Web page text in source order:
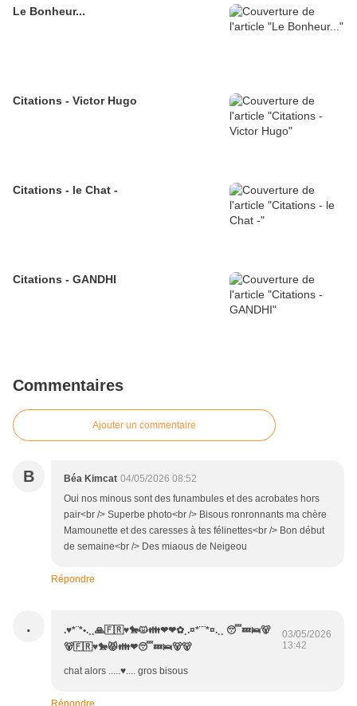
Le Bonheur...
Citations - Victor Hugo
Citations - le Chat -
Citations - GANDHI
Commentaires
Ajouter un commentaire
B Béa Kimcat 04/05/2026 08:52
Oui nos minous sont des funambules et des acrobates hors
pair<br /> Superbe photo<br /> Bisous ronronnants ma chère
Mamounette et des caresses à tes félinettes<br /> Bon début
de semaine<br /> Des miaous de Neigeou
Répondre
.
.♥*¨*•.¸¸🙏🇫🇷♥️🐎😾👪❤❤✿¸.¤*¨¨*¤.¸¸ 😴💤🛌🐻
🐻🇫🇷♥️🐎😾👪❤😴💤🛌🐻🐻
03/05/2026
13:42
chat alors .....♥️.... gros bisous
Répondre